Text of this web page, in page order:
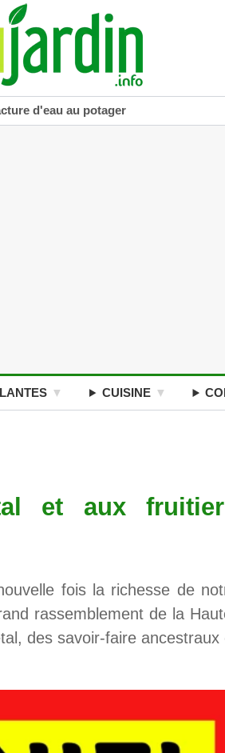
d'eau au potager
CUISINE
et aux
fois la richesse de
rassemblement de la
des savoir-faire ancestraux